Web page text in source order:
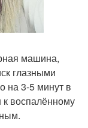
машина,
глазными
на 3-5 минут в
воспалённому